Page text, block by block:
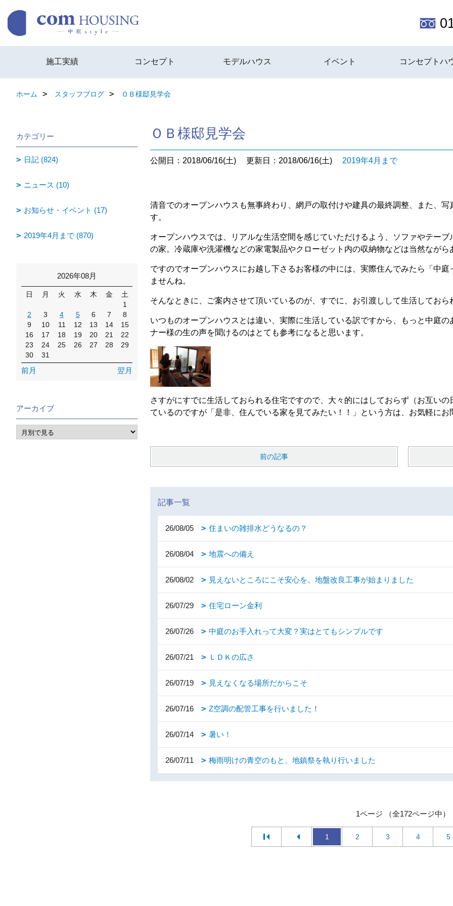
施工実績 コンセプト モデルハウス イベント コンセプトハ
ホーム スタッフブログ ＯＢ様邸見学会
ＯＢ様邸見学会
公開日：2018/06/16(土) 更新日：2018/06/16(土) 2019年4月まで
清音でのオープンハウスも無事終わり、網戸の取付けや建具の最終調整、また、
す。
オープンハウスでは、リアルな生活空間を感じていただけるよう、ソファやテー
の家。冷蔵庫や洗濯機などの家電製品やクローゼット内の収納物などは当然ながら
ですのでオープンハウスにお越し下さるお客様の中には、実際住んでみたら「中
ませんね。
そんなときに、ご案内させて頂いているのが、すでに、お引渡しして生活してお
いつものオープンハウスとは違い、実際に生活している訳ですから、もっと中庭
ナー様の生の声を聞けるのはとても参考になると思います。
さすがにすでに生活しておられる住宅ですので、大々的にはしておらず（お互い
ているのですが「是非、住んでいる家を見てみたい！！」という方は、お気軽にお
前の記事
記事一覧
26/08/05 住まいの雑排水どうなるの？
26/08/04 地震への備え
26/08/02 見えないところにこそ安心を。地盤改良工事が始まりました
26/07/29 住宅ローン金利
26/07/26 中庭のお手入れって大変？実はとてもシンプルです
26/07/21 ＬＤＫの広さ
26/07/19 見えなくなる場所だからこそ
26/07/16 Z空調の配管工事を行いました！
26/07/14 暑い！
26/07/11 梅雨明けの青空のもと、地鎮祭を執り行いました
1ページ （全172ページ中）
1 2 3 4 5
カテゴリー
日記 (824)
ニュース (10)
お知らせ・イベント (17)
2019年4月まで (870)
2026年08月
日 月 火 水 木 金
土
1
2
3 4 5 6 7
8
9
10 11 12 13 14
15
16
17 18 19 20 21
22
23
24 25 26 27 28
29
30
31
前月 翌月
アーカイブ